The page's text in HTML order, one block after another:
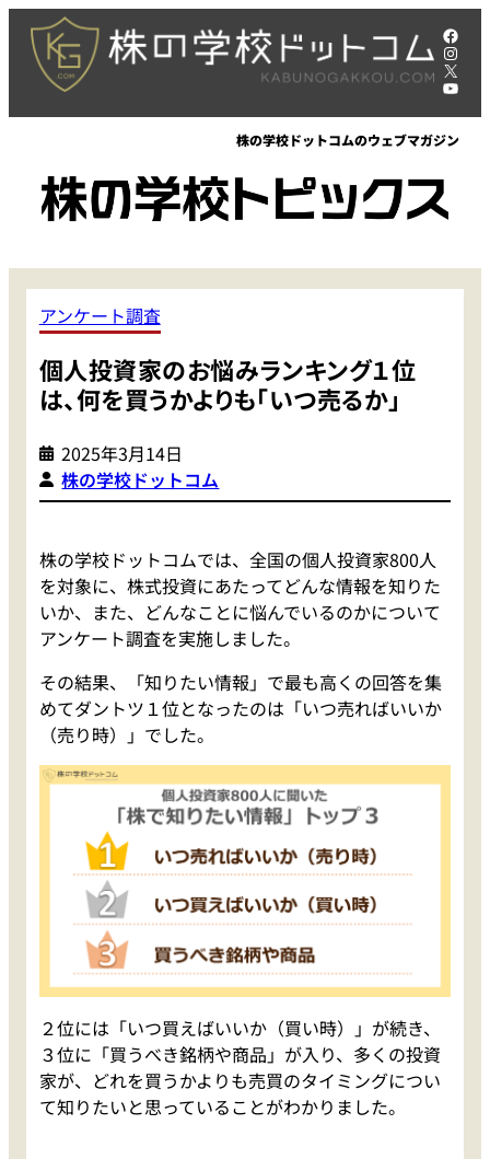
キ
X
株の学校ドットコムのウェブマガジン
アンケート調査
個人投資家のお悩みランキング１位
は、何を買うかよりも「いつ売るか」
2025年3月14日
株の学校ドットコム
株の学校ドットコムでは、全国の個人投資家800人
を対象に、株式投資にあたってどんな情報を知りた
いか、また、どんなことに悩んでいるのかについて
アンケート調査を実施しました。
その結果、「知りたい情報」で最も高くの回答を集
めてダントツ１位となったのは「いつ売ればいいか
（売り時）」でした。
２位には「いつ買えばいいか（買い時）」が続き、
３位に「買うべき銘柄や商品」が入り、多くの投資
家が、どれを買うかよりも売買のタイミングについ
て知りたいと思っていることがわかりました。